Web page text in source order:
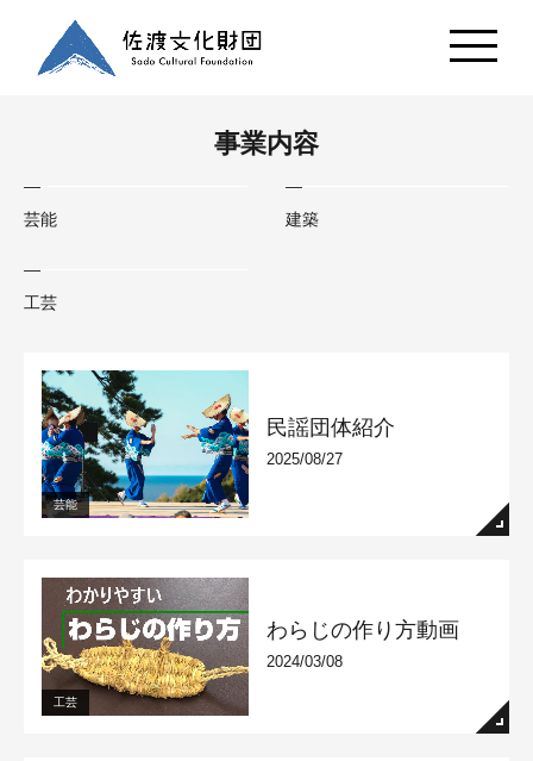
事業内容
芸能 建築
工芸
芸能
民謡団体紹介
2025/08/27
工芸
わらじの作り方動画
2024/03/08